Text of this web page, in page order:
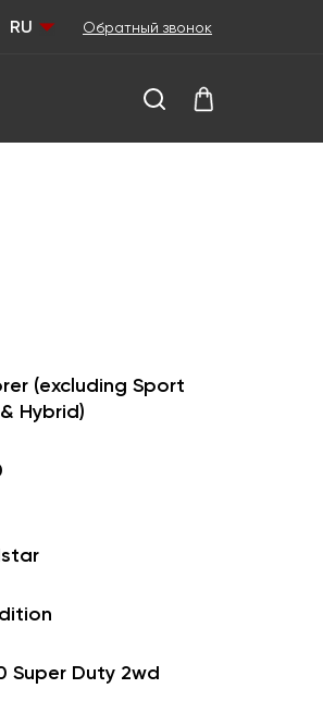
RU Обратный звонок
(excluding Sport
Hybrid)
Super Duty 2wd